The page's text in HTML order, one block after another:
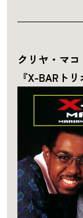
クリヤ・マコ
『X-BARト